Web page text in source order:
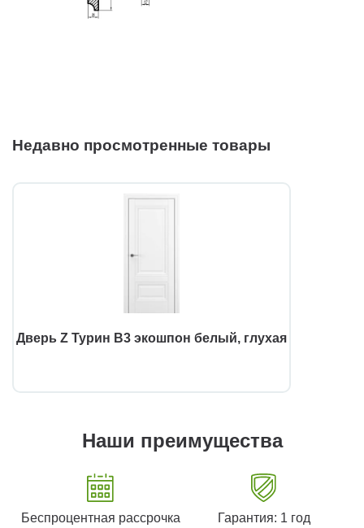
Недавно просмотренные товары
Дверь Z Турин В3 экошпон белый, глухая
Наши преимущества
Беспроцентная рассрочка
Гарантия: 1 год